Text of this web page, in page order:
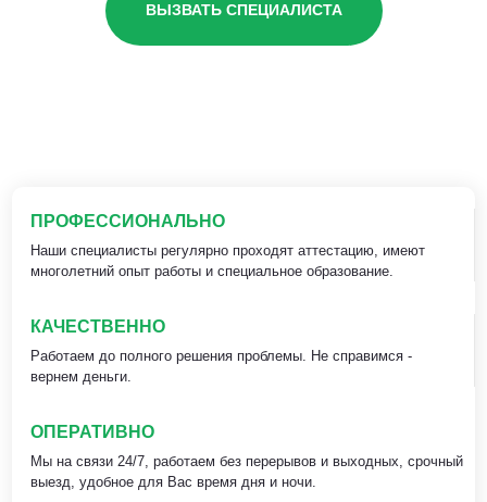
ВЫЗВАТЬ СПЕЦИАЛИСТА
ПРОФЕССИОНАЛЬНО
Наши специалисты регулярно проходят аттестацию, имеют
многолетний опыт работы и специальное образование.
КАЧЕСТВЕННО
Работаем до полного решения проблемы. Не справимся -
вернем деньги.
ОПЕРАТИВНО
Мы на связи 24/7, работаем без перерывов и выходных, срочный
выезд, удобное для Вас время дня и ночи.